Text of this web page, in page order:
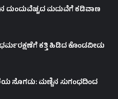
ದುಂದುವೆಚ್ಚದ ಮದುವೆಗೆ ಕಡಿವಾಣ
ಧರ್ಮರಕ್ಷಣೆಗೆ ಕತ್ತಿ ಹಿಡಿದ ಕೊಂಡವೀಡು
ಸೊಗಡು: ಮಣ್ಣಿನ ಸುಗಂಧದಿಂದ